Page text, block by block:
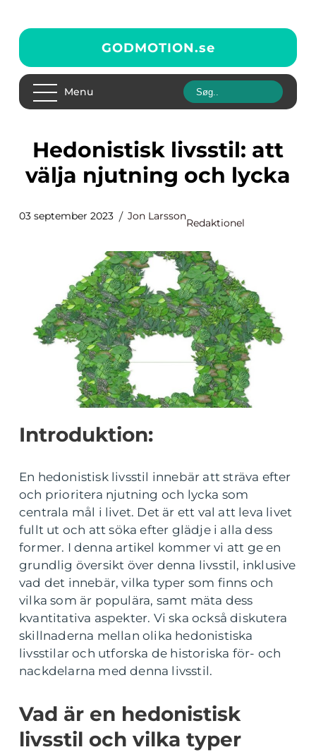
GODMOTION.se
Menu
Hedonistisk livsstil: att
välja njutning och lycka
03 september 2023 Jon Larsson
Redaktionel
Introduktion:
En hedonistisk livsstil innebär att sträva efter
och prioritera njutning och lycka som
centrala mål i livet. Det är ett val att leva livet
fullt ut och att söka efter glädje i alla dess
former. I denna artikel kommer vi att ge en
grundlig översikt över denna livsstil, inklusive
vad det innebär, vilka typer som finns och
vilka som är populära, samt mäta dess
kvantitativa aspekter. Vi ska också diskutera
skillnaderna mellan olika hedonistiska
livsstilar och utforska de historiska för- och
nackdelarna med denna livsstil.
Vad är en hedonistisk
livsstil och vilka typer